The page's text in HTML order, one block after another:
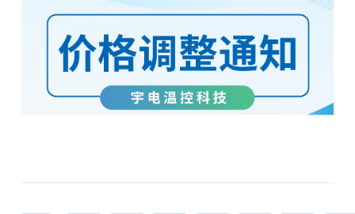
PCB、机壳、端子和金属结构件、阻容元件和芯片等，
范围广、幅度大。尽管我司已尽量加强内部管理优化，
但仍无法完全吸收和消化上游涨价的成本。 为保障产品
品质始终如一，并持续为您提供可靠的服务，经公司审
慎研究，决定自2026年6月15日起，对部分产品成交价